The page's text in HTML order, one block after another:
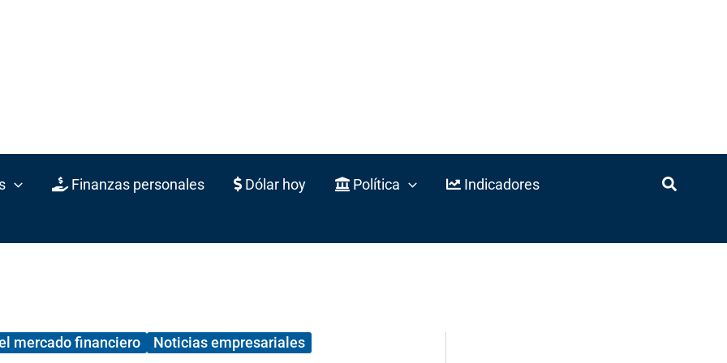
Finanzas personales Dólar hoy Política Indicadores
mercado financiero Noticias empresariales